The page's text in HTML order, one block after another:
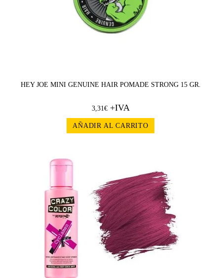
HEY JOE MINI GENUINE HAIR POMADE STRONG 15 GR.
3,31€+IVA
AÑADIR AL CARRITO